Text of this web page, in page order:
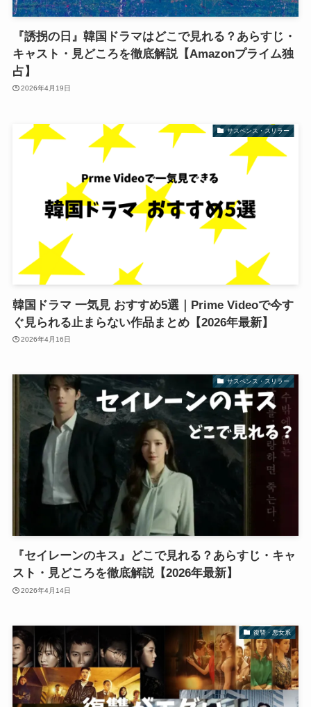
『誘拐の日』韓国ドラマはどこで見れる？あらすじ・
キャスト・見どころを徹底解説【Amazonプライム独
占】
2026年4月19日
サスペンス・スリラー
韓国ドラマ 一気見 おすすめ5選｜Prime Videoで今す
ぐ見られる止まらない作品まとめ【2026年最新】
2026年4月16日
サスペンス・スリラー
『セイレーンのキス』どこで見れる？あらすじ・キャ
スト・見どころを徹底解説【2026年最新】
2026年4月14日
復讐・悪女系